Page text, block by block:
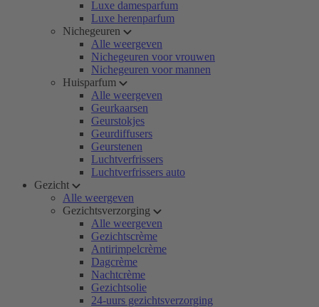
Luxe damesparfum
Luxe herenparfum
Nichegeuren
Alle weergeven
Nichegeuren voor vrouwen
Nichegeuren voor mannen
Huisparfum
Alle weergeven
Geurkaarsen
Geurstokjes
Geurdiffusers
Geurstenen
Luchtverfrissers
Luchtverfrissers auto
Gezicht
Alle weergeven
Gezichtsverzorging
Alle weergeven
Gezichtscrème
Antirimpelcrème
Dagcrème
Nachtcrème
Gezichtsolie
24-uurs gezichtsverzorging